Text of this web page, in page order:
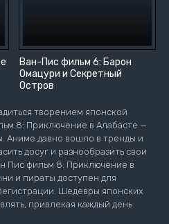
Ван-Пис фильм 6: Барон
Омацури и Секретный
Остров
творением японской
8: Приключение в Алабасте —
Аниме давно вошло в тренды и
досуг и разнообразить свои
Пис фильм 8: Приключение в
и пираты доступен для
Шедевры японских
привлекая каждый день